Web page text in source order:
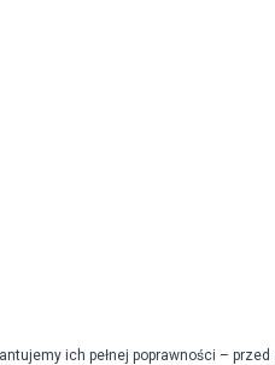
ich pełnej poprawności –